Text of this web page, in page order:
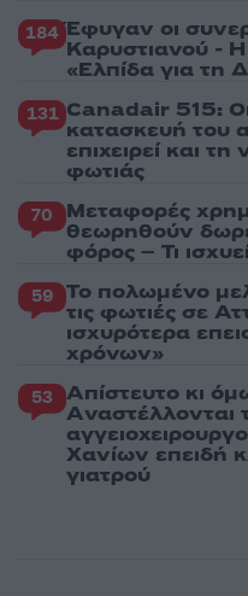
184 Έφυγαν οι
Καρυστιανού -
«Ελπίδα για τη
131 Canadair 515:
κατασκευή του
επιχειρεί και
φωτιάς
70 Μεταφορές
θεωρηθούν
φόρος – Τι
59 Το πολωμένο
τις φωτιές σε
ισχυρότερα
χρόνων»
53 Απίστευτο κι
Aναστέλλονται
Χανίων επειδή
γιατρού